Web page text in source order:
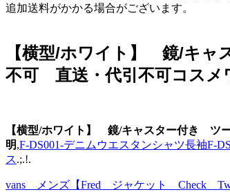
追加送料がかかる場合がございます。
【横型/ホワイト】 鏡/キャ
不可 直送・代引不可コス
【横型/ホワイト】 鏡/キャスター付き ツ
明,F-DS001-デニムウエスタンシャツ長袖F-
ス.;.!.
vans メンズ【Fred ジャケット Check